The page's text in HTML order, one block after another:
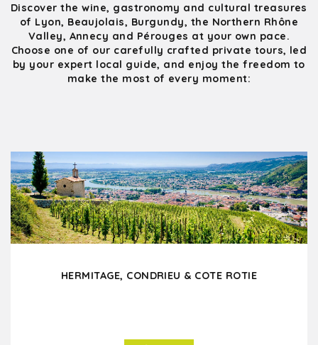
Discover the wine, gastronomy and cultural treasures
of Lyon, Beaujolais, Burgundy, the Northern Rhône
Valley, Annecy and Pérouges at your own pace.
Choose one of our carefully crafted private tours, led
by your expert local guide, and enjoy the freedom to
make the most of every moment:
HERMITAGE, CONDRIEU & COTE ROTIE